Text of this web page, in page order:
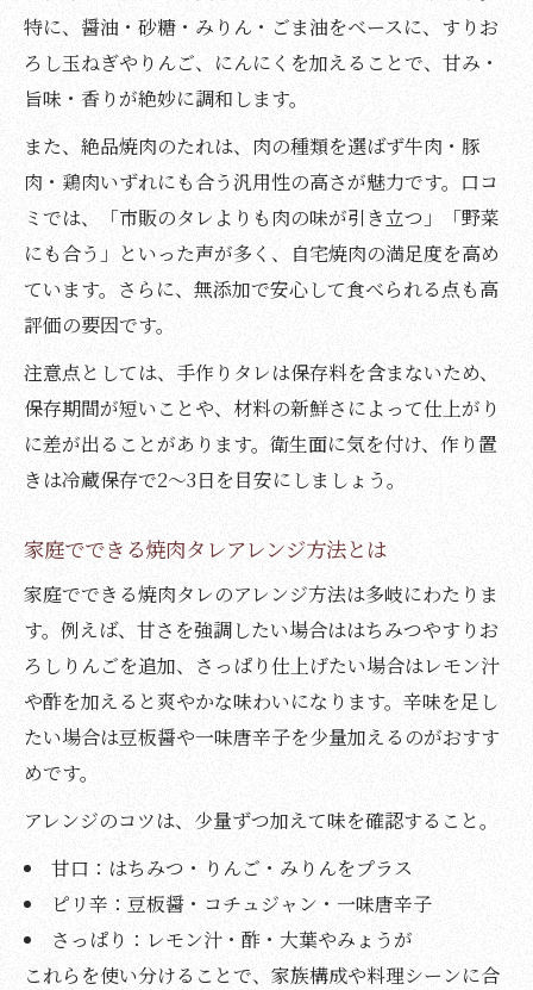
特に、醤油・砂糖・みりん・ごま油をベースに、すりお
ろし玉ねぎやりんご、にんにくを加えることで、甘み・
旨味・香りが絶妙に調和します。
また、絶品焼肉のたれは、肉の種類を選ばず牛肉・豚
肉・鶏肉いずれにも合う汎用性の高さが魅力です。口コ
ミでは、「市販のタレよりも肉の味が引き立つ」「野菜
にも合う」といった声が多く、自宅焼肉の満足度を高め
ています。さらに、無添加で安心して食べられる点も高
評価の要因です。
注意点としては、手作りタレは保存料を含まないため、
保存期間が短いことや、材料の新鮮さによって仕上がり
に差が出ることがあります。衛生面に気を付け、作り置
きは冷蔵保存で2～3日を目安にしましょう。
家庭でできる焼肉タレアレンジ方法とは
家庭でできる焼肉タレのアレンジ方法は多岐にわたりま
す。例えば、甘さを強調したい場合ははちみつやすりお
ろしりんごを追加、さっぱり仕上げたい場合はレモン汁
や酢を加えると爽やかな味わいになります。辛味を足し
たい場合は豆板醤や一味唐辛子を少量加えるのがおすす
めです。
アレンジのコツは、少量ずつ加えて味を確認すること。
甘口：はちみつ・りんご・みりんをプラス
ピリ辛：豆板醤・コチュジャン・一味唐辛子
さっぱり：レモン汁・酢・大葉やみょうが
これらを使い分けることで、家族構成や料理シーンに合